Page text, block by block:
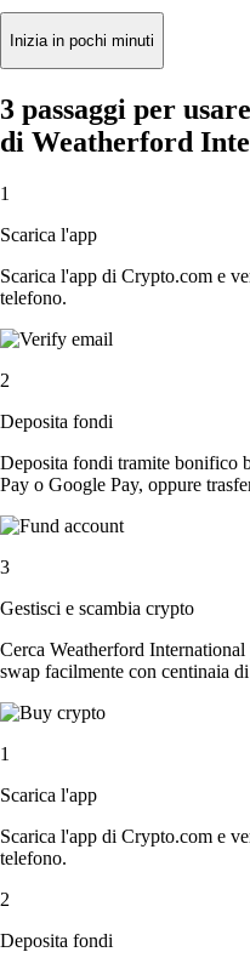
Inizia in pochi minuti
3 passaggi per
di Weatherford
1
Scarica l'app
Scarica l'app di Crypto.com e
telefono.
2
Deposita fondi
Deposita fondi tramite bonifico
Pay o Google Pay, oppure
3
Gestisci e scambia crypto
Cerca Weatherford
swap facilmente con centinaia
1
Scarica l'app
Scarica l'app di Crypto.com e
telefono.
2
Deposita fondi